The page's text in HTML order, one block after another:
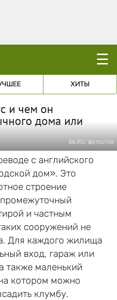
☰
ХИТЫ
и чем он
дома или
66.RU, фотосток
с английского
дом». Это
строение
и частным
сооружений не
Для каждого жилища
вход, гараж или
также маленький
котором можно
клумбу.